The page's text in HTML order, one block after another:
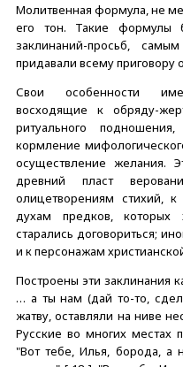
Молитвенная формула, не
его тон. Такие формулы
заклинаний-просьб,
придавали всему приговору
Свои особенности
восходящие к обряду-
ритуального
кормление
осуществление желания.
древний пласт
олицетворениям
духам предков, которых
старались договориться;
и к персонажам
Построены эти заклинания
… а ты нам (дай то-то,
жатву, оставляли на ниве
Русские во многих местах
"Вот тебе, Илья, борода, а